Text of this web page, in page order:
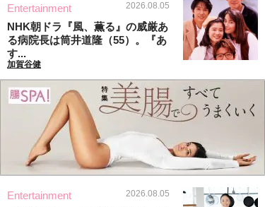
Entertainment 2026.08.05
NHK朝ドラ『風、薫る』の威厳あ
る病院長は筒井道隆（55）。『あ
す...
加賀谷健
Entertainment 2026.08.05